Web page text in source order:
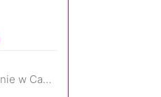
Miłość, śmierć i dojrzewanie w Camp Miasma